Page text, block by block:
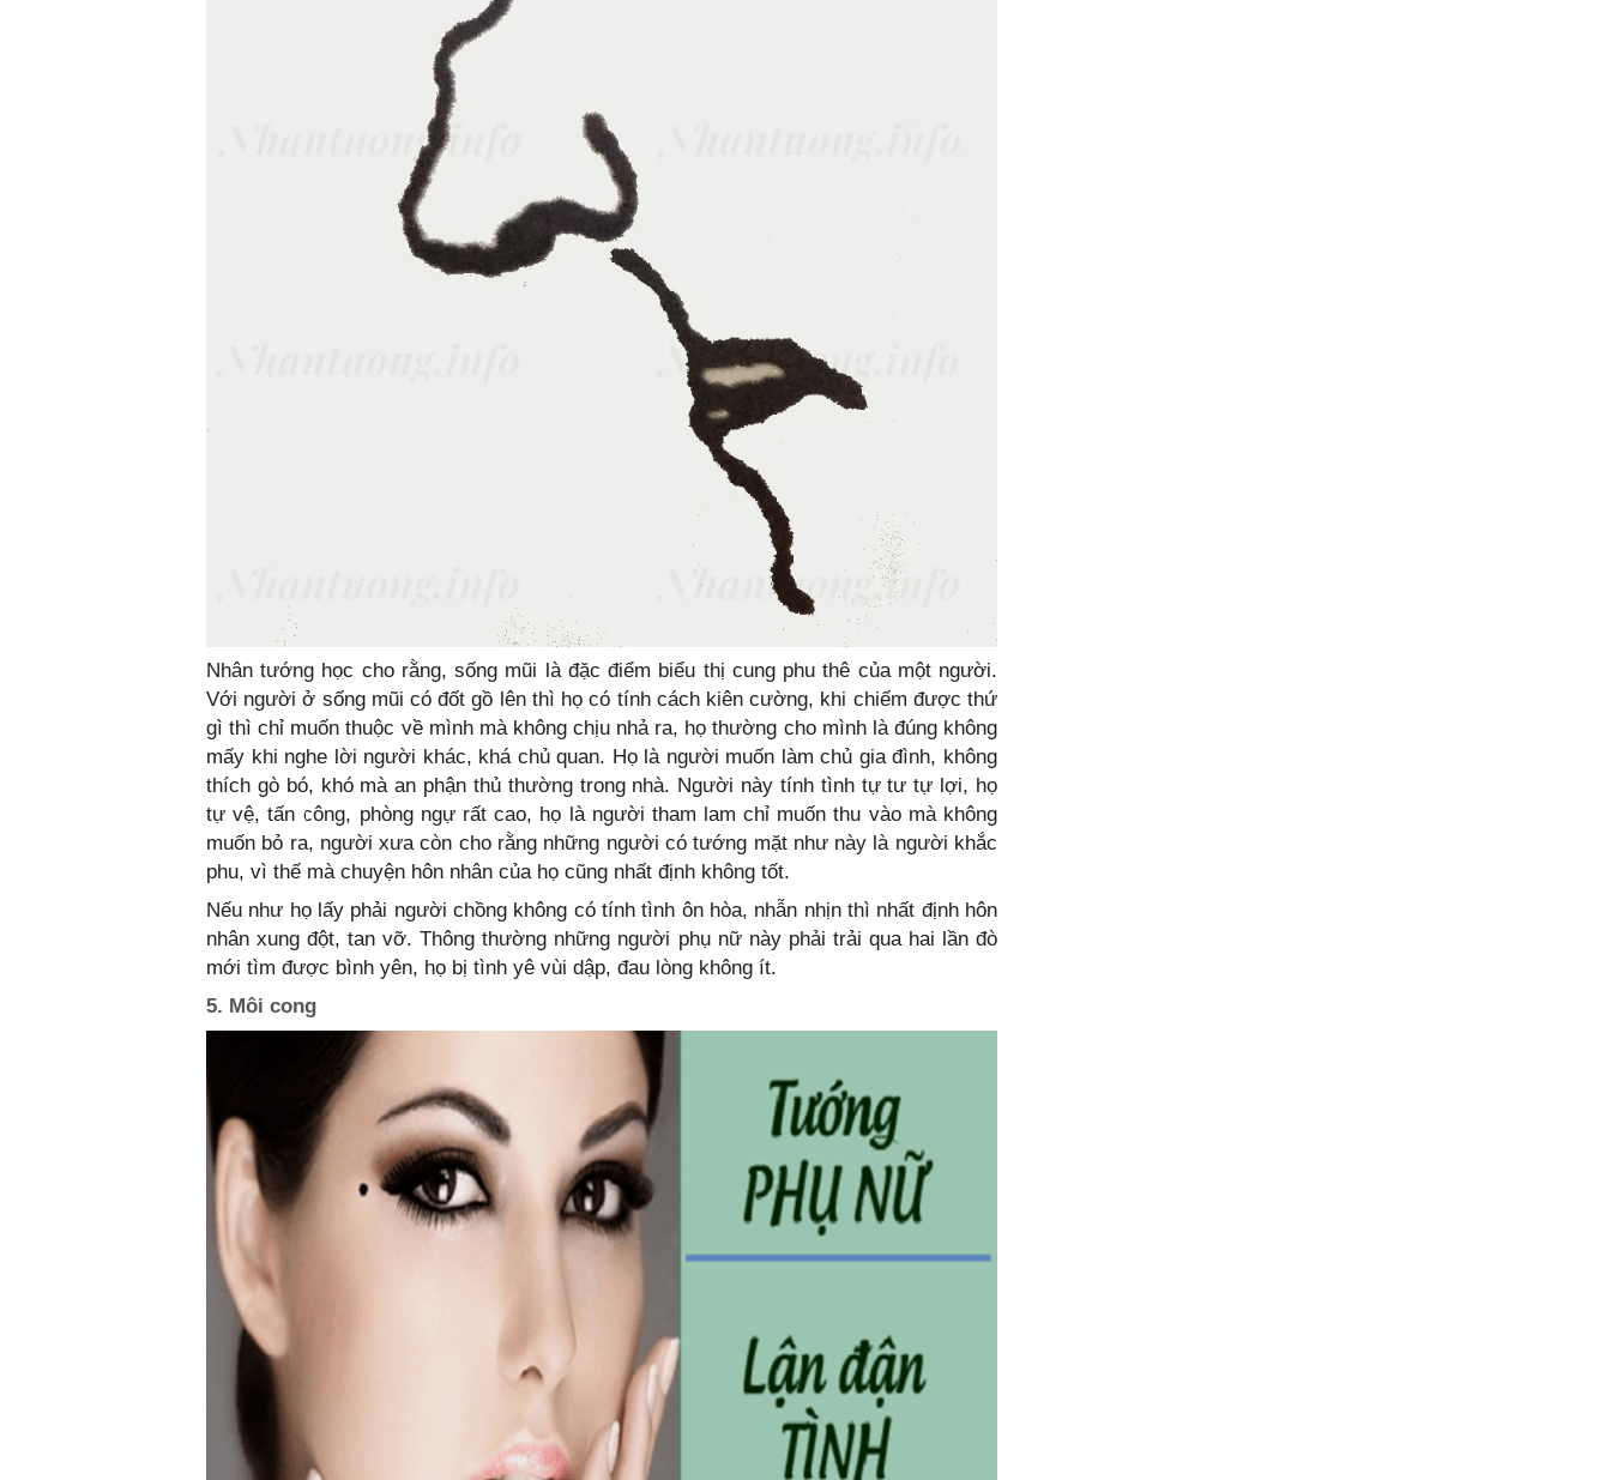
Nhân tướng học cho rằng, sống mũi là đặc điểm biểu thị cung phu thê của một người.
Với người ở sống mũi có đốt gồ lên thì họ có tính cách kiên cường, khi chiếm được thứ
gì thì chỉ muốn thuộc về mình mà không chịu nhả ra, họ thường cho mình là đúng không
mấy khi nghe lời người khác, khá chủ quan. Họ là người muốn làm chủ gia đình, không
thích gò bó, khó mà an phận thủ thường trong nhà. Người này tính tình tự tư tự lợi, họ
tự vệ, tấn công, phòng ngự rất cao, họ là người tham lam chỉ muốn thu vào mà không
muốn bỏ ra, người xưa còn cho rằng những người có tướng mặt như này là người khắc
phu, vì thế mà chuyện hôn nhân của họ cũng nhất định không tốt.
Nếu như họ lấy phải người chồng không có tính tình ôn hòa, nhẫn nhịn thì nhất định hôn
nhân xung đột, tan vỡ. Thông thường những người phụ nữ này phải trải qua hai lần đò
mới tìm được bình yên, họ bị tình yê vùi dập, đau lòng không ít.
5. Môi cong